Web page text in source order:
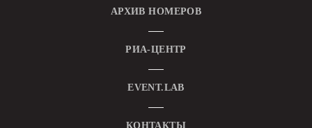
АРХИВ НОМЕРОВ
РИА-ЦЕНТР
EVENT.LAB
КОНТАКТЫ